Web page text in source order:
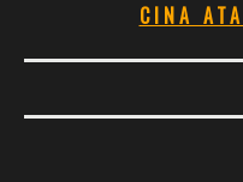
CINA